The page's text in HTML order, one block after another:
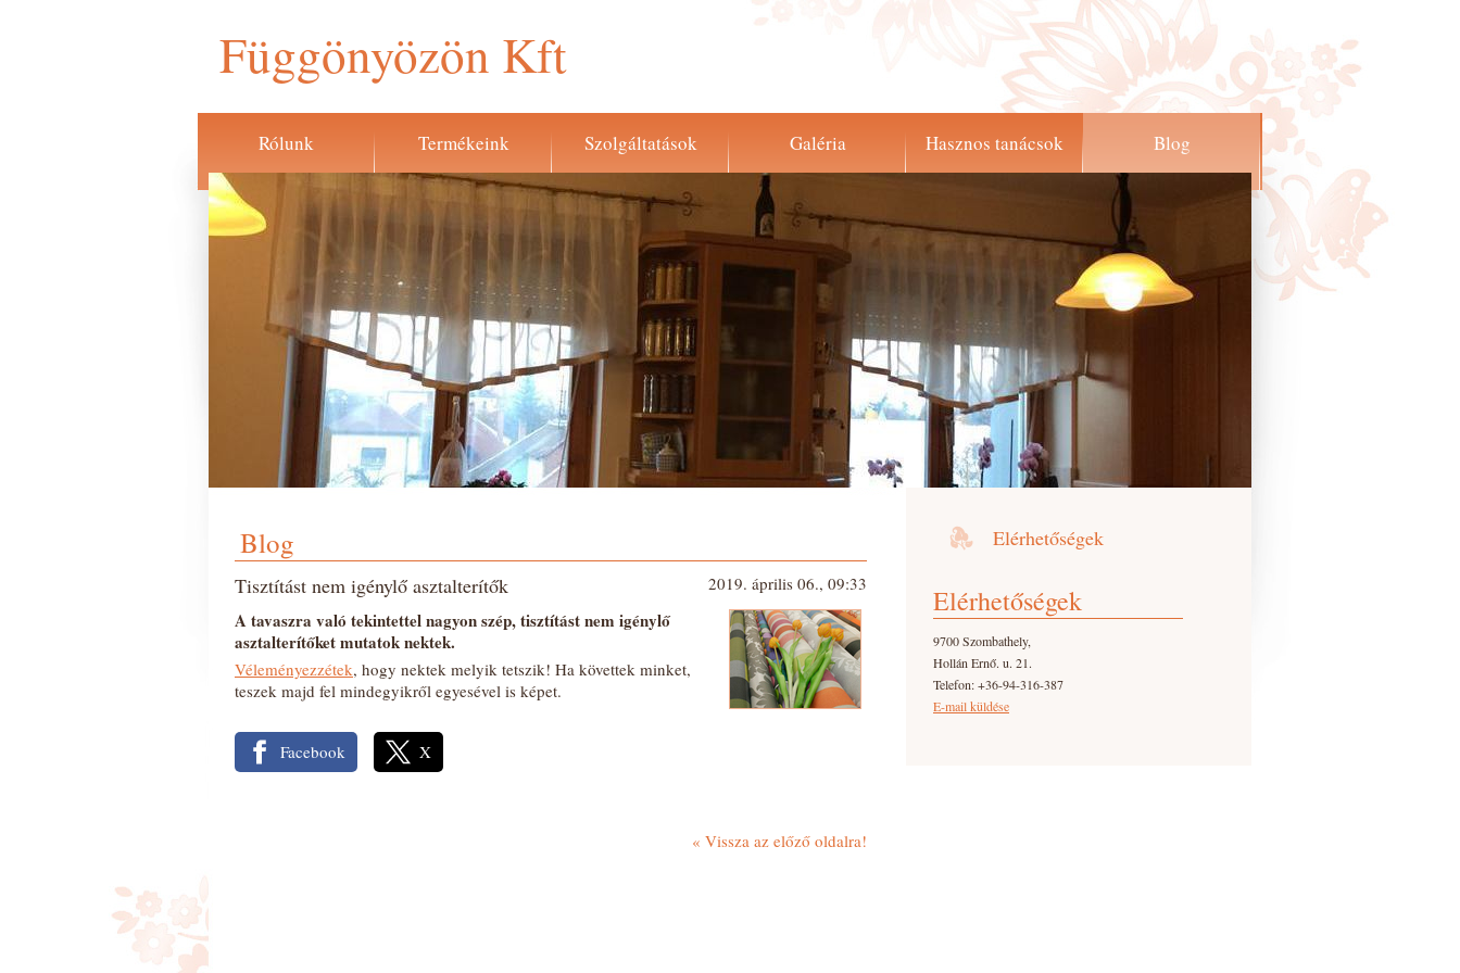
Függönyözön Kft
Rólunk Termékeink Szolgáltatások Galéria Hasznos tanácsok Blog
Elérhetőségek
Elérhetőségek
9700 Szombathely,
Hollán Ernő. u. 21.
Telefon: +36-94-316-387
E-mail küldése
Blog
2019. április 06., 09:33
Tisztítást nem igénylő asztalterítők
A tavaszra való tekintettel nagyon szép, tisztítást nem igénylő
asztalterítőket mutatok nektek.
Véleményezzétek, hogy nektek melyik tetszik! Ha követtek minket,
teszek majd fel mindegyikről egyesével is képet.
Facebook X
« Vissza az előző oldalra!